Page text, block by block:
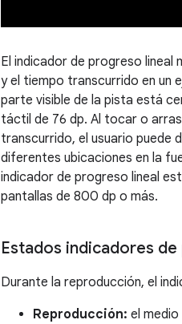
El indicador de progreso lineal
y el tiempo transcurrido en un
parte visible de la pista está
táctil de 76 dp. Al tocar o
transcurrido, el usuario puede
diferentes ubicaciones en la
indicador de progreso lineal
pantallas de 800 dp o más.
Estados indicadores
Durante la reproducción, el
Reproducción: el